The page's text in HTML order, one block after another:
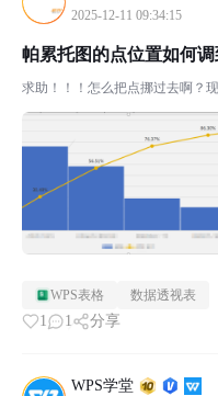
2025-12-11 09:34:15
帕累托图的点位置如何调
求助！！！怎么把点挪过去啊？
WPS表格 数据透视表
1 1 分享
WPS学堂